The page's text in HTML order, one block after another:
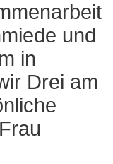
und
in
Drei am